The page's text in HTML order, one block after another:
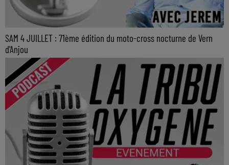
SAM 4 JUILLET : 71ème édition du moto-cross nocturne de Vern
d'Anjou